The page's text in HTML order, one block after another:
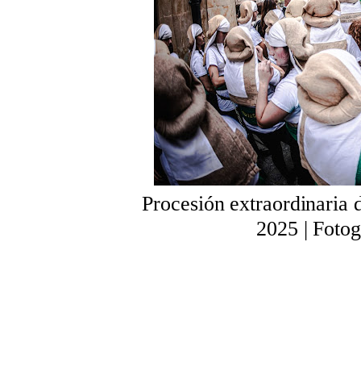
Procesión extraordinaria
2025 |